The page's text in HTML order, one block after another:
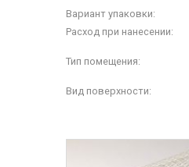
Вариант упаковки:
Расход при нанесении:
Тип помещения:
Вид поверхности: